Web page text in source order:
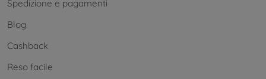
Spedizione e pagamenti
Blog
Cashback
Reso facile